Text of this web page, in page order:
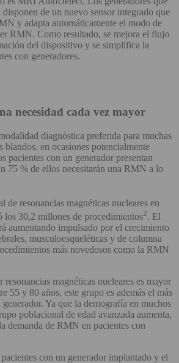
de un nuevo sensor integrado que
y adapta automáticamente el modo de
RMN. Como resultado, se mejora el flujo
del dispositivo y se simplifica la
con generadores.
necesidad cada vez mayor
diagnóstica preferida para muchas
blandos, en ocasiones potencialmente
pacientes con un generador presentan
75 % de ellos necesitarán una RMN a lo
de resonancias magnéticas nucleares en
los 30,2 millones de procedimientos2. El
aumentando impulsado por el crecimiento
musculoesqueléticas y de columna
más novedosos como la RMN
resonancias magnéticas nucleares es mayor
55 y 80 años, este grupo es además el más
generador. Ya que la demografía en muchos
poblacional de edad avanzada aumenta,
demanda de RMN en pacientes con
con un generador implantado y el